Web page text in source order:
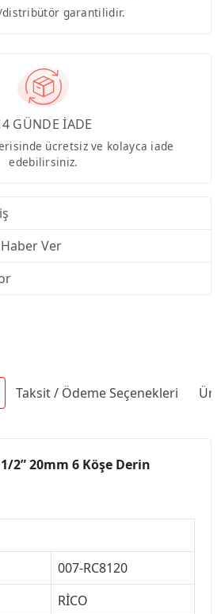
garantilidir.
GÜNDE İADE
ücretsiz ve kolayca iade
edebilirsiniz.
Ver
Taksit / Ödeme Seçenekleri
1/2” 20mm 6 Köşe Derin
007-RC8120
RİCO